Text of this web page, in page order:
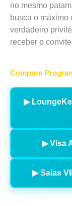
no mesmo
busca o máximo
verdadeiro
receber o
Compare
▶
▶ Visa
▶ Salas